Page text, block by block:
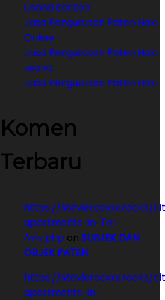
Usaha Banten
Jasa Pengurusan Paten Haki
Online
Jasa Pengurusan Paten Haki
usaha
Jasa Pengurusan Paten Haki
Komen
Terbaru
https://stevieraexxx.rocks/
apartments-in-Tel-
Aviv.php onSUBJEK DAN
OBJEK PATEN
https://stevieraexxx.rocks/
apartments-in-